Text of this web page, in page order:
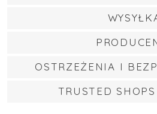
OSTRZEŻENIA I
TRUSTED